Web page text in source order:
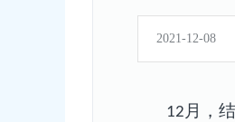
2021-12-08
12 月，